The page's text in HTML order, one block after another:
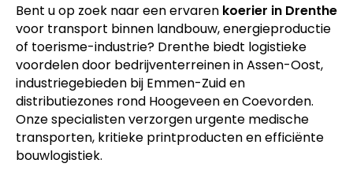
Bent u op zoek naar een ervaren koerier in Drenthe
voor transport binnen landbouw, energieproductie
of toerisme-industrie? Drenthe biedt logistieke
voordelen door bedrijventerreinen in Assen-Oost,
industriegebieden bij Emmen-Zuid en
distributiezones rond Hoogeveen en Coevorden.
Onze specialisten verzorgen urgente medische
transporten, kritieke printproducten en efficiënte
bouwlogistiek.